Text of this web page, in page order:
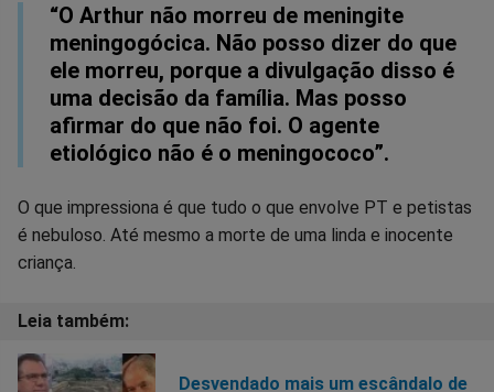
“O Arthur não morreu de meningite
meningogócica. Não posso dizer do que
ele morreu, porque a divulgação disso é
uma decisão da família. Mas posso
afirmar do que não foi. O agente
etiológico não é o meningococo”.
O que impressiona é que tudo o que envolve PT e petistas
é nebuloso. Até mesmo a morte de uma linda e inocente
criança.
Desvendado mais um escândalo de